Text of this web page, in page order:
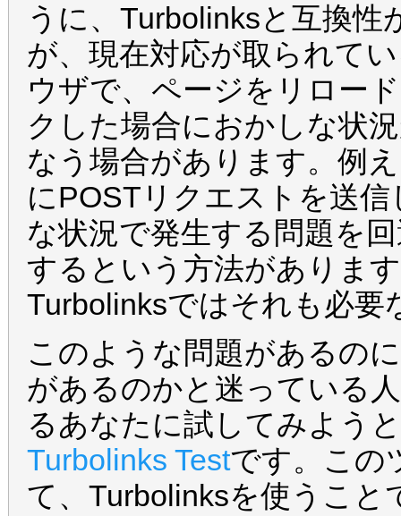
うに、Turbolinksと互換
が、現在対応が取られて
ウザで、ページをリロー
クした場合におかしな状
なう場合があります。例
にPOSTリクエストを送
な状況で発生する問題を
するという方法がありま
Turbolinksではそれも必要
このような問題があるの
があるのかと迷っている
るあなたに試してみよう
Turbolinks Testです。この
て、Turbolinksを使うこ